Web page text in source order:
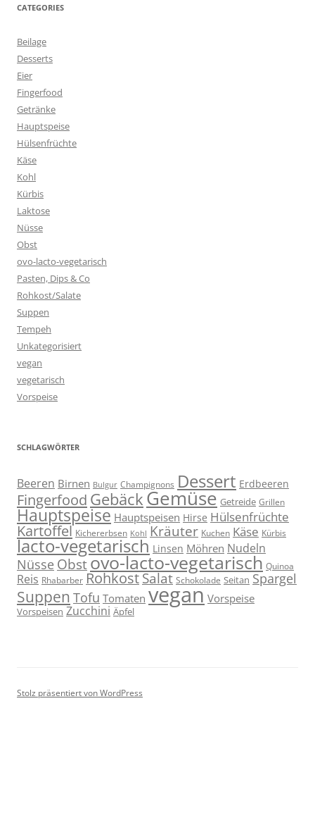
CATEGORIES
Beilage
Desserts
Eier
Fingerfood
Getränke
Hauptspeise
Hülsenfrüchte
Käse
Kohl
Kürbis
Laktose
Nüsse
Obst
ovo-lacto-vegetarisch
Pasten, Dips & Co
Rohkost/Salate
Suppen
Tempeh
Unkategorisiert
vegan
vegetarisch
Vorspeise
SCHLAGWÖRTER
Beeren Birnen Bulgur Champignons Dessert Erdbeeren
Fingerfood Gebäck Gemüse Getreide Grillen
Hauptspeise Hauptspeisen Hirse Hülsenfrüchte
Kartoffel Kichererbsen Kohl Kräuter Kuchen Käse Kürbis
lacto-vegetarisch Linsen Möhren Nudeln
Nüsse Obstovo-lacto-vegetarisch Quinoa
Reis Rhabarber RohkostSalat Schokolade Seitan Spargel
Suppen Tofu Tomaten vegan Vorspeise
Vorspeisen Zucchini Äpfel
Stolz präsentiert von WordPress